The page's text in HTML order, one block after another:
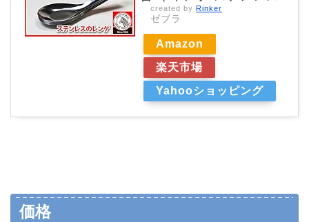
created by Rinker
ゼブラ
Amazon
楽天市場
Yahooショッピング
価格